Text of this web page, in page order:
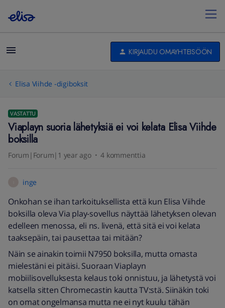
KIRJAUDU OMAYHTEISÖÖN
Elisa Viihde -digiboksit
VASTATTU
Viaplayn suoria lähetyksiä ei voi kelata Elisa Viihde
boksilla
Forum|Forum|1 year ago 4 kommenttia
inge
Onkohan se ihan tarkoituksellista että kun Elisa Viihde
boksilla oleva Via play-sovellus näyttää lähetyksen olevan
edelleen menossa, eli ns. livenä, että sitä ei voi kelata
taaksepäin, tai pausettaa tai mitään?
Näin se ainakin toimii N7950 boksilla, mutta omasta
mielestäni ei pitäisi. Suoraan Viaplayn
mobiilisovelluksesta kelaus toki onnistuu, ja lähetystä voi
katsella sitten Chromecastin kautta TV:stä. Siinäkin toki
on omat ongelmansa mutta ne ei nyt kuulu tähän